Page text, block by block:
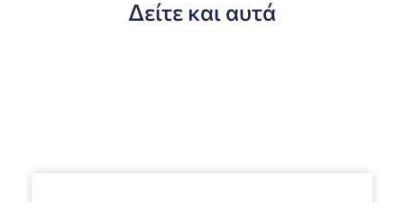
Δείτε και αυτά